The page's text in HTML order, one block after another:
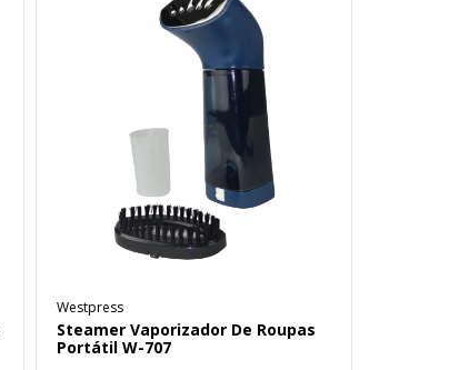
Westpress
Steamer Vaporizador De Roupas
Portátil W-707